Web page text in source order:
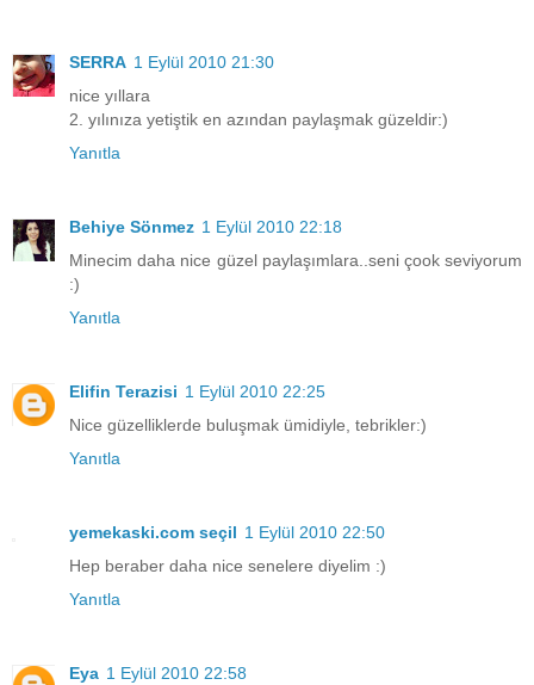
SERRA 1 Eylül 2010 21:30
nice yıllara
2. yılınıza yetiştik en azından paylaşmak güzeldir:)
Yanıtla
Behiye Sönmez 1 Eylül 2010 22:18
Minecim daha nice güzel paylaşımlara..seni çook seviyorum
:)
Yanıtla
Elifin Terazisi 1 Eylül 2010 22:25
Nice güzelliklerde buluşmak ümidiyle, tebrikler:)
Yanıtla
yemekaski.com seçil 1 Eylül 2010 22:50
Hep beraber daha nice senelere diyelim :)
Yanıtla
Eya 1 Eylül 2010 22:58